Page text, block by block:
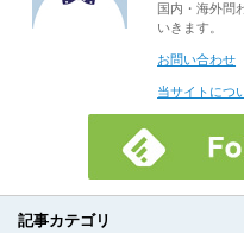
国内・海外問
いきます。
お問い合わせ
当サイトにつ
記事カテゴリ